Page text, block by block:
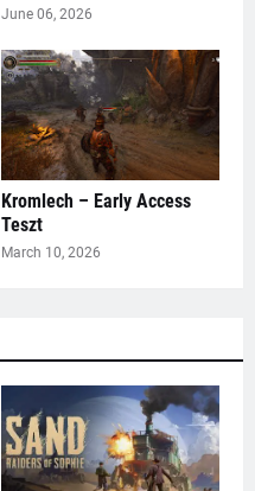
June 06, 2026
Kromlech – Early Access
Teszt
March 10, 2026